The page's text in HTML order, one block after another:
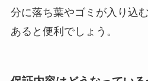
分に落ち葉やゴミが入り込
あると便利でしょう。